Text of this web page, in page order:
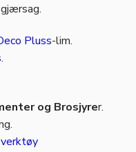
Pluss-lim.
.
og Brosjyrer.
verktøy